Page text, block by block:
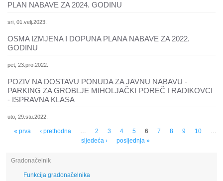
PLAN NABAVE ZA 2024. GODINU
sri, 01.velj.2023.
OSMA IZMJENA I DOPUNA PLANA NABAVE ZA 2022.
GODINU
pet, 23.pro.2022.
POZIV NA DOSTAVU PONUDA ZA JAVNU NABAVU -
PARKING ZA GROBLJE MIHOLJAČKI POREČ I RADIKOVCI
- ISPRAVNA KLASA
uto, 29.stu.2022.
Stranice
« prva ‹ prethodna … 2 3 4 5 6 7 8 9 10
…
sljedeća ›
posljednja »
Gradonačelnik
Funkcija gradonačelnika